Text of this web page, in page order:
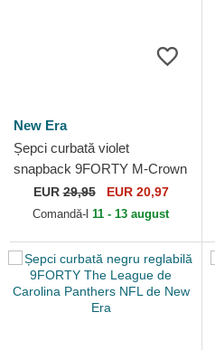
New Era
Șepci curbată violet
snapback 9FORTY M-Crown
Team de Minnesota Vikings
NFL de New Era
EUR29,95 EUR 20,97
Comandă-l 11 - 13 august